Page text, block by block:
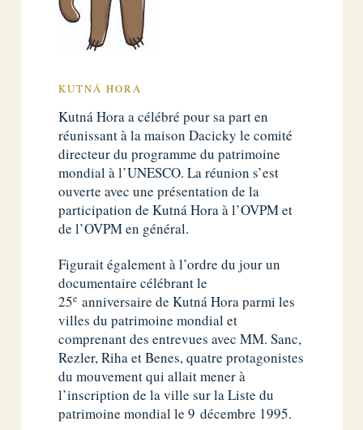
KUTNÁ HORA
Kutná Hora a célébré pour sa part en
réunissant à la maison Dacicky le comité
directeur du programme du patrimoine
mondial à l’UNESCO. La réunion s’est
ouverte avec une présentation de la
participation de Kutná Hora à l’OVPM et
de l’OVPM en général.
Figurait également à l’ordre du jour un
documentaire célébrant le
25e anniversaire de Kutná Hora parmi les
villes du patrimoine mondial et
comprenant des entrevues avec MM. Sanc,
Rezler, Riha et Benes, quatre protagonistes
du mouvement qui allait mener à
l’inscription de la ville sur la Liste du
patrimoine mondial le 9 décembre 1995.